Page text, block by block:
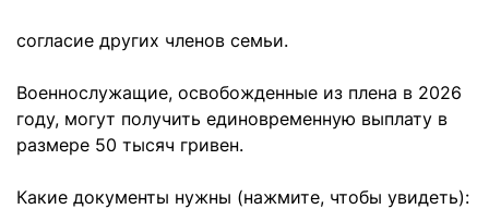
согласие других членов семьи.
Военнослужащие, освобожденные из плена в 2026
году, могут получить единовременную выплату в
размере 50 тысяч гривен.
Какие документы нужны (нажмите, чтобы увидеть):